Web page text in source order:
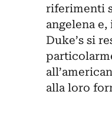
riferimenti
angelena
Duke’s si
alla loro